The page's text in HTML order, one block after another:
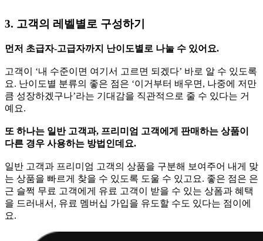
3. 고객의 레벨별로 구성하기
먼저 초급자-고급자까지 난이도별로 나눌 수 있어요.
고객이 ‘내 수준이면 여기서 고르면 되겠다’ 바로 알 수 있도록
요. 난이도별 분류의 좋은 점은 ‘이거부터 배우면, 나중에 저만
큼 성장하겠구나’라는 기대감을 직관적으로 줄 수 있다는 거
예요.
또 하나는 일반 고객과, 프리미엄 고객에게 판매하는 상품이
다른 경우 사용하는 방법인데요.
일반 고객과 프리미엄 고객의 상품을 구분해 보여주어 내게 맞
는 상품을 빠르게 찾을 수 있도록 도울 수 있고요. 좋은 점은 은
근 슬쩍 무료 고객에게 유료 고객이 받을 수 있는 상폼과 혜택
을 드러내서, 유료 멤버십 가입을 유도할 수도 있다는 점이에
요.